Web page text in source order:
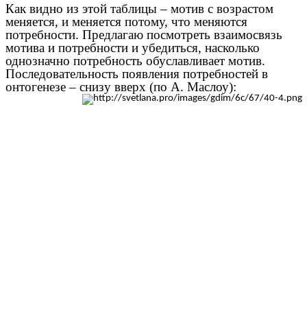
Как видно из этой таблицы – мотив с возрастом
меняется, и меняется потому, что меняются
потребности. Предлагаю посмотреть взаимосвязь
мотива и потребности и убедиться, насколько
однозначно потребность обуславливает мотив.
Последовательность появления потребностей в
онтогенезе – снизу вверх (по А. Маслоу):